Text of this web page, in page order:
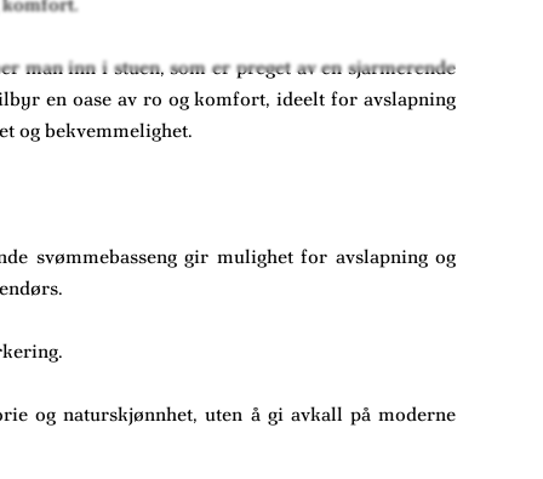
man inn i stuen, som er preget av en sjarmerende
en oase av ro og komfort, ideelt for avslapning
og bekvemmelighet.
svømmebasseng gir mulighet for avslapning og
og naturskjønnhet, uten å gi avkall på moderne